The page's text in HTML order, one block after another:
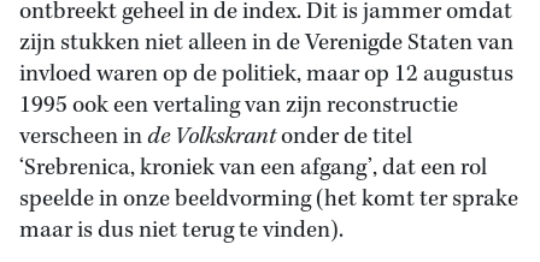
ontbreekt geheel in de index. Dit is jammer omdat
zijn stukken niet alleen in de Verenigde Staten van
invloed waren op de politiek, maar op 12 augustus
1995 ook een vertaling van zijn reconstructie
verscheen inde Volkskrantonder de titel
‘Srebrenica, kroniek van een afgang’, dat een rol
speelde in onze beeldvorming (het komt ter sprake
maar is dus niet terug te vinden).